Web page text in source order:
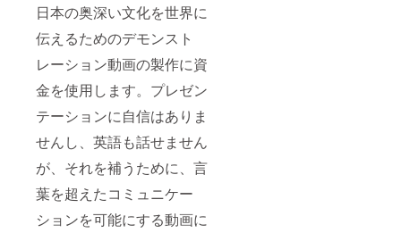
日本の奥深い文化を世界に
伝えるためのデモンスト
レーション動画の製作に資
金を使用します。プレゼン
テーションに自信はありま
せんし、英語も話せません
が、それを補うために、言
葉を超えたコミュニケー
ションを可能にする動画に